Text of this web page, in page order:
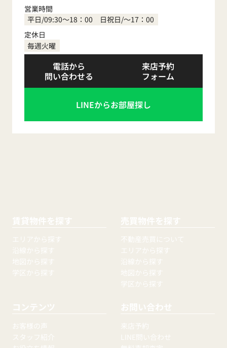
営業時間
平日/09:30～18：00 日祝日/～17：00
定休日
毎週火曜
電話から
問い合わせる
来店予約
フォーム
LINEからお部屋探し
賃貸物件を探す
エリアから探す
沿線から探す
地図から探す
学区から探す
売買物件を探す
不動産売買について
エリアから探す
沿線から探す
地図から探す
学区から探す
コンテンツ
お客様の声
スタッフ紹介
お問い合わせ
来店予約
LINE問い合わせ